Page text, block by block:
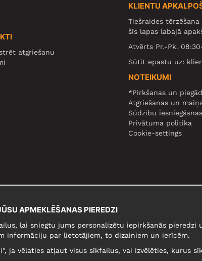
atgriešanu
KLIENTU
Tiešraides
šīs lapas labajā
Atvērts Pr.-Pk.
Sūtīt epastu uz:
NOTEIKUMI
*Pirkšanas un
Atgriešanas un
Sūdzību
Privātuma politika
Cookie-settings
APMEKLĒŠANAS PIEREDZI
lai sniegtu jums personalizētu iepirkšanās
informāciju par lietotājiem, to dizainiem un ierīcēm.
ja vēlaties atļaut visus sīkfailus, vai izvēlēties, kurus